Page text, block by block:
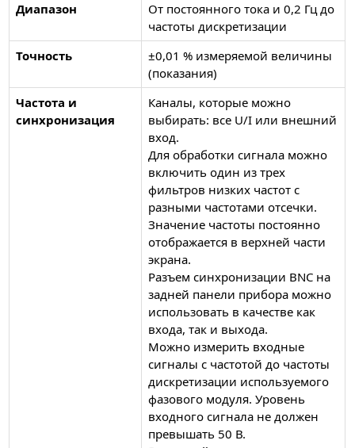
Диапазон
От постоянного тока и 0,2 Гц до
частоты дискретизации
Точность
±0,01 % измеряемой величины
(показания)
Частота и
синхронизация
Каналы, которые можно
выбирать: все U/I или внешний
вход.
Для обработки сигнала можно
включить один из трех
фильтров низких частот с
разными частотами отсечки.
Значение частоты постоянно
отображается в верхней части
экрана.
Разъем синхронизации BNC на
задней панели прибора можно
использовать в качестве как
входа, так и выхода.
Можно измерить входные
сигналы с частотой до частоты
дискретизации используемого
фазового модуля. Уровень
входного сигнала не должен
превышать 50 В.